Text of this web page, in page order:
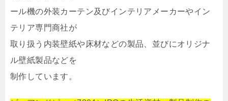
ール機の外装カーテン及びインテリアメーカーやイン
テリア専門商社が
取り扱う内装壁紙や床材などの製品、並びにオリジナ
ル壁紙製品などを
制作しています。